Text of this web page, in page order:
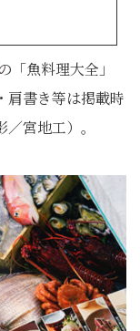
の「魚料理大全」
肩書き等は掲載時
宮地工）。